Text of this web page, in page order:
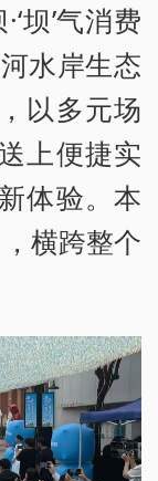
坝’气消费
水岸生态
以多元场
上便捷实
体验。本
横跨整个